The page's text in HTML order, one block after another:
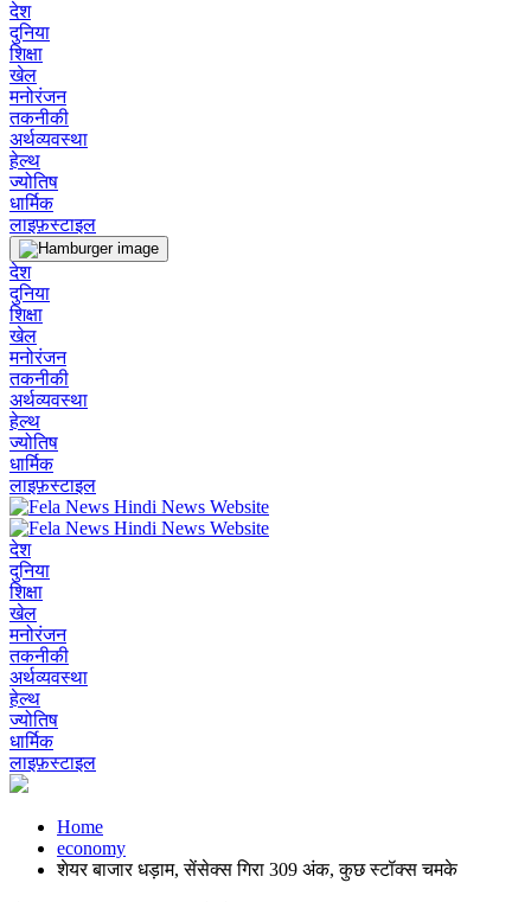
देश
दुनिया
शिक्षा
खेल
मनोरंजन
तकनीकी
अर्थव्यवस्था
हेल्थ
ज्योतिष
धार्मिक
लाइफ़स्टाइल
देश
दुनिया
शिक्षा
खेल
मनोरंजन
तकनीकी
अर्थव्यवस्था
हेल्थ
ज्योतिष
धार्मिक
लाइफ़स्टाइल
देश
दुनिया
शिक्षा
खेल
मनोरंजन
तकनीकी
अर्थव्यवस्था
हेल्थ
ज्योतिष
धार्मिक
लाइफ़स्टाइल
Home
economy
शेयर बाजार धड़ाम, सेंसेक्स गिरा 309 अंक, कुछ स्टॉक्स चमके